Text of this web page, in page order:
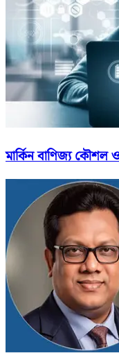
মার্কিন বাণিজ্য কৌশল ও